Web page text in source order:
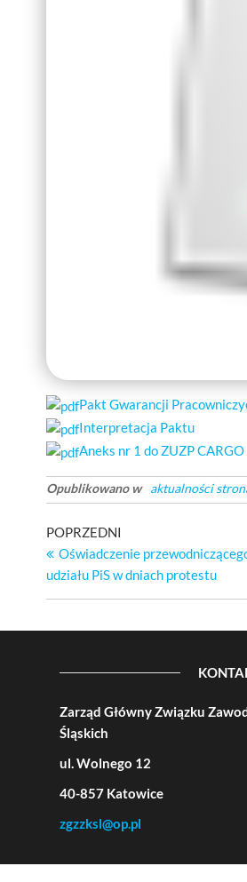
Pakt Gwarancji
Interpretacja Paktu
Aneks nr 1 do ZUZP CARGO
Opublikowano w aktualności
Nawigacja
wpisu
Poprzedni
wpis
POPRZEDNI
Oświadczenie
udziału PiS w dniach protestu
Zarząd Główny Związku
Śląskich
ul. Wolnego 12
40-857 Katowice
zgzzksl@op.pl